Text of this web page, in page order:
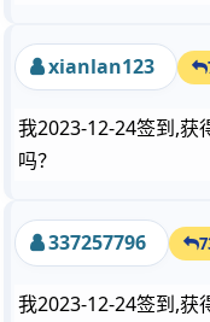
xianlan123
我2023-12-24签到,获
吗？
337257796
我2023-12-24签到,获